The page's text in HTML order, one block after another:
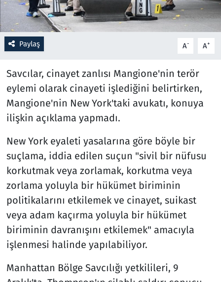
Paylaş A- A+
Savcılar, cinayet zanlısı Mangione'nin terör
eylemi olarak cinayeti işlediğini belirtirken,
Mangione'nin New York'taki avukatı, konuya
ilişkin açıklama yapmadı.
New York eyaleti yasalarına göre böyle bir
suçlama, iddia edilen suçun "sivil bir nüfusu
korkutmak veya zorlamak, korkutma veya
zorlama yoluyla bir hükümet biriminin
politikalarını etkilemek ve cinayet, suikast
veya adam kaçırma yoluyla bir hükümet
biriminin davranışını etkilemek" amacıyla
işlenmesi halinde yapılabiliyor.
Manhattan Bölge Savcılığı yetkilileri, 9
Savunma Sanayi
Seçim 2023
Teknoloji ve Bilim
Televizyon